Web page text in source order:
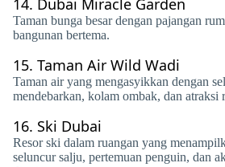
14. Dubai Miracle Garden
Taman bunga besar dengan pajangan
bangunan bertema.
15. Taman Air Wild Wadi
Taman air yang mengasyikkan dengan
mendebarkan, kolam ombak, dan atraksi
16. Ski Dubai
Resor ski dalam ruangan yang
seluncur salju, pertemuan penguin, dan